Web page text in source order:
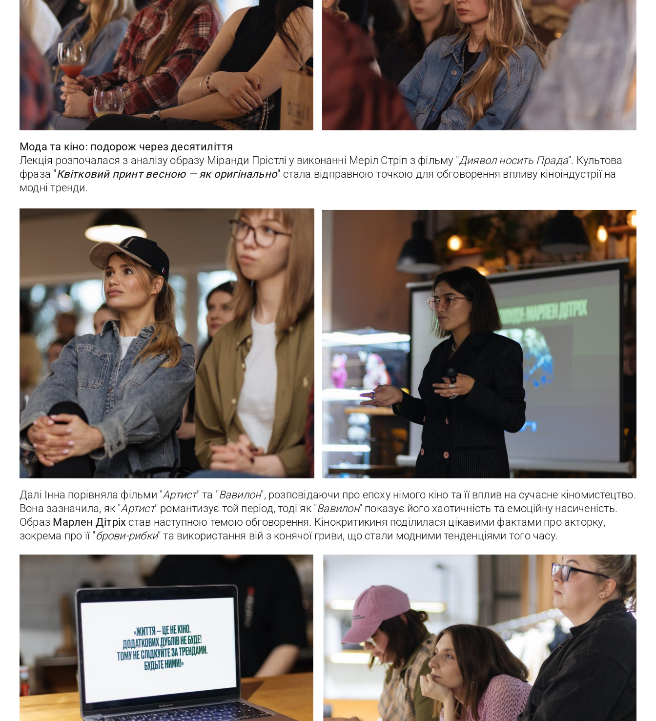
Мода та кіно: подорож через десятиліття
Лекція розпочалася з аналізу образу Міранди Прістлі у виконанні Меріл Стріп з фільму "Диявол носить Прада". Культова
фраза "Квітковий принт весною — як оригінально" стала відправною точкою для обговорення впливу кіноіндустрії на
модні тренди.
Далі Інна порівняла фільми "Артист" та "Вавилон", розповідаючи про епоху німого кіно та її вплив на сучасне кіномистецтво.
Вона зазначила, як "Артист" романтизує той період, тоді як "Вавилон" показує його хаотичність та емоційну насиченість.
Образ Марлен Дітріх став наступною темою обговорення. Кінокритикиня поділилася цікавими фактами про акторку,
зокрема про її "брови-рибки" та використання вій з конячої гриви, що стали модними тенденціями того часу.